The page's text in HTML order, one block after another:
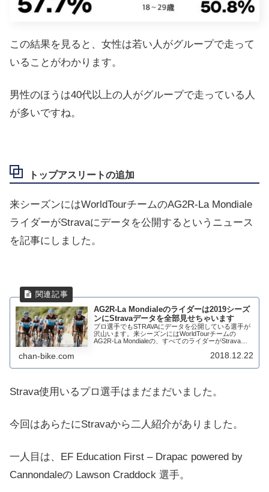
この結果を見ると、女性は若い人がグループで走って
いることがわかります。
男性のほうは40代以上の人がグループで走っている人
が多いですね。
トップアスリートの追加
来シーズンにはWorldTourチームのAG2R-La Mondiale
ライダーがStravaにデータを公開するというニュース
を記事にしました。
AG2R-La Mondialeのライダーは2019シーズ
ンにStravaデータを全部見せちゃいます
プロ選手でもSTRAVAにデータを公開している選手が
沢山います。来シーズンにはWorldTourチームの
AG2R-La Mondialeの、すべてのライダーがStravaに
chan-bike.com 2018.12.22
Strava使用いるプロ選手はまだまだいました。
今回はあらたにStravaから二人紹介がありました。
一人目は、EF Education First – Drapac powered by
Cannondaleの Lawson Craddock 選手。